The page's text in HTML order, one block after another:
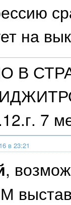
на
В
7
в 23:21
,